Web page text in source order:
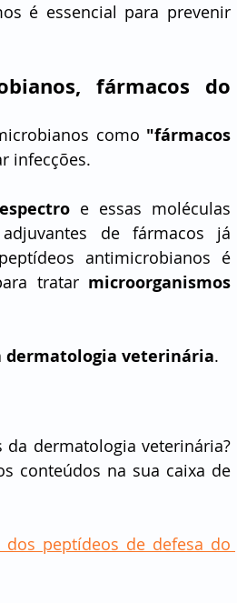
é essencial para prevenir
fármacos do
como "fármacos
infecções.
e essas moléculas
de fármacos já
antimicrobianos é
tratar microorganismos
dermatologia veterinária.
dermatologia veterinária?
conteúdos na sua caixa de
peptídeos de defesa do